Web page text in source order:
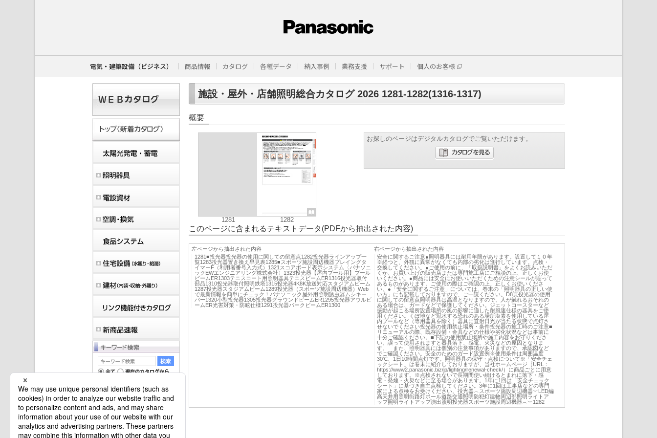
電気・建築設備（ビジネス） 商品情報 カタログ 各種データ 納入事例 業務支援 サポート 個人のお客様
施設・屋外・店舗照明総合カタログ 2026 1281-1282(1316-1317)
概要
1281 1282
お探しのページはデジタルカタログでご覧いただけます。
このページに含まれるテキストデータ(PDFから抽出された内容)
左ページから抽出された内容
1281■投光器投光器の使用に関しての留意点1282投光器ラインアップ一
覧1283投光器置き換え早見表1285■スポーツ施設周辺機器プレイングタ
イマーF（利用者番号入力式）1321スコアボード表示システム〈パナソニ
ックEWエンジニアリング株式会社〉1323投光器【屋内プール用】プール
ビームER1303テニスコート用照明器具テニスビームER1316投光器取付
部品1310投光器取付照明鉄塔1315投光器4K8K放送対応スタジアムビーム
1287投光器スタジアムビーム1289投光器（スポーツ施設周辺機器）Web
で最新情報を簡単にチェック！パナソニック屋外用照明誘虫器ムシキー
パー1320小型投光器1305投光器グラウンドビームER1295投光器アウルビ
ームER光害対策・防眩仕様1291投光器パークビームER1300
右ページから抽出された内容
安全に関するご注意●照明器具には耐用年限があります。設置して１０年
※経つと、外観に異常がなくても内部の劣化は進行しています。点検・
交換してください。●ご使用の前に、「取扱説明書」をよくお読みいただ
くか、お買い上げの販売店または専門施工店にご相談の上、正しくお使
いください。●商品には安全にお使いいただくための注意シールが貼って
あるものがあります。ご使用の際はご確認の上、正しくお使いくださ
い。●「安全に関するご注意」については、巻末の「照明器具の正しい使
い方」にも記載しておりますので、ご一読ください。D8頁投光器の使用
に関しての留意点照明器具は高温となりますので、人が触れるおそれの
ある場合は、ガードなどで保護してください。ジェットコースターなど
振動が起こる場所設置場所の風の影響に適した耐風速仕様の器具をご使
用ください。くぼ地など冠水する恐れのある場所塩素を使用している屋
内プールなど（専用器具を除く）器具に直射日光が当たる状態で点灯さ
せないでください投光器の使用禁止場所・条件投光器の施工時のご注意■
リニューアルの際、既存設備・金具などの仕様や劣化状況などは事前に
十分ご確認ください。■下記の使用禁止場所や施工内容をお守りくださ
い。誤って使用されますと器具落下、感電、火災などの原因となりま
す。 また、照明器具には個別の注意事項がありますので、承認図など
でご確認ください。安全のためのガード設置例※使用条件は周囲温度
30℃、1日10時間点灯です。照明器具の保守・点検について※「安全チェ
ックシート」は巻末に紹介しておりますが、当社ホームページ（URL：
https://www2.panasonic.biz/jp/lighting/renewal-check/）に商品ごとに用意
しております。※点検されないで長期間使い続けるとまれに落下・感
電・発煙・火災などに至る場合があります。1年に1回は「安全チェック
シート」に基づき自主点検してください。3年に1回は工事店などの専門
家による点検をお受けください。投光器︵スポーツ施設周辺機器︶LED編
高天井用照明街路灯ポール道路交通照明防犯灯建物周辺部照明ライトア
ップ照明ライトアップ演出照明投光器スポーツ施設周辺機器︵︶1282
マイバインダーは空です。